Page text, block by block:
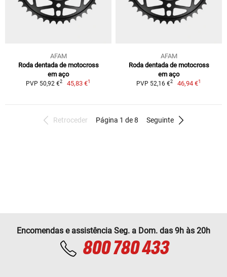
AFAM
Roda dentada de motocross
em aço
PVP 50,92 €2 45,83 €1
AFAM
Roda dentada de motocross
em aço
PVP 52,16 €2 46,94 €1
Retroceder Página 1 de 8 Seguinte
Encomendas e assistência Seg. a Dom. das 9h às 20h
800 780 433